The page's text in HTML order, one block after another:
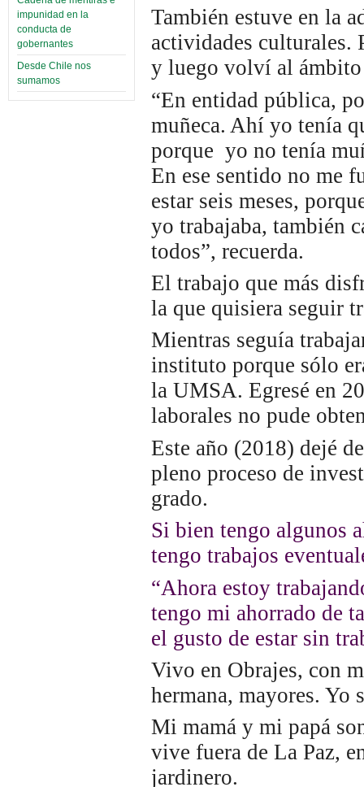
impunidad en la
conducta de
gobernantes
Desde Chile nos
sumamos
También estuve en la
actividades culturales.
y luego volví al
“En entidad pública,
muñeca. Ahí yo tenía
porque yo no tenía
En ese sentido no me
estar seis meses,
yo trabajaba, también
todos”, recuerda.
El trabajo que más
la que quisiera seguir
Mientras seguía
instituto porque sólo
la UMSA. Egresé en
laborales no pude
Este año (2018) dejé
pleno proceso de
grado.
Si bien tengo algunos
tengo trabajos
“Ahora estoy
tengo mi ahorrado de
el gusto de estar sin
Vivo en Obrajes, con
hermana, mayores.
Mi mamá y mi papá
vive fuera de La Paz,
jardinero.